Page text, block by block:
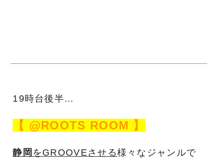
19時台後半…
【 @ROOTS ROOM 】
静岡 をGROOVEさせる様々なジャンルで